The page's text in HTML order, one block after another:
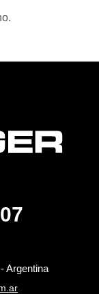
Argentina